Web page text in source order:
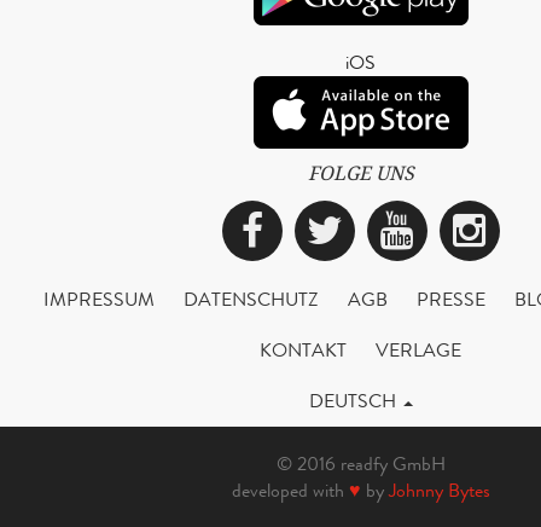
iOS
FOLGE UNS
Facebook
Twitter
IMPRESSUM DATENSCHUTZ AGB PRESSE
KONTAKT
VERLAGE
DEUTSCH
© 2016 readfy GmbH
developed with ♥ byJohnny Bytes